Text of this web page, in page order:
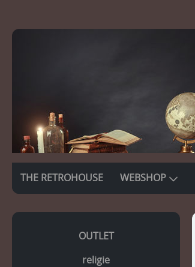
THE RETROHOUSE WEBSHOP
OUTLET
religie